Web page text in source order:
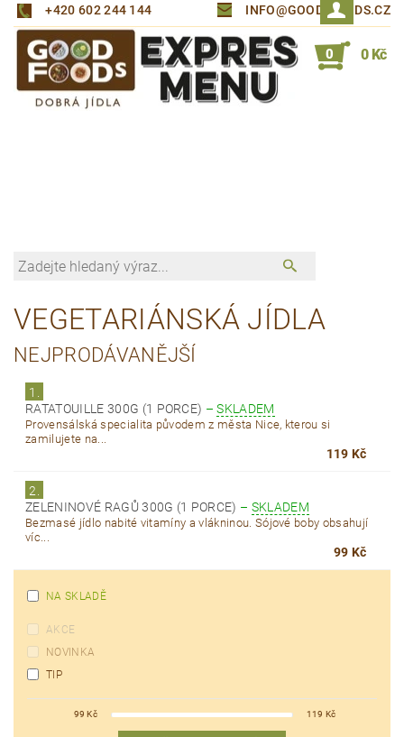
+420 602 244 144 INFO@GOOD-FOODS.CZ
0 0 Kč
VEGETARIÁNSKÁ JÍDLA
NEJPRODÁVANĚJŠÍ
1.
RATATOUILLE 300G (1 PORCE) –SKLADEM
Provensálská specialita původem z města Nice, kterou si
zamilujete na...
119 Kč
2.
ZELENINOVÉ RAGŮ 300G (1 PORCE) – SKLADEM
Bezmasé jídlo nabité vitamíny a vlákninou. Sójové boby obsahují
víc...
99 Kč
NA SKLADĚ
AKCE
NOVINKA
TIP
99 Kč 119 Kč